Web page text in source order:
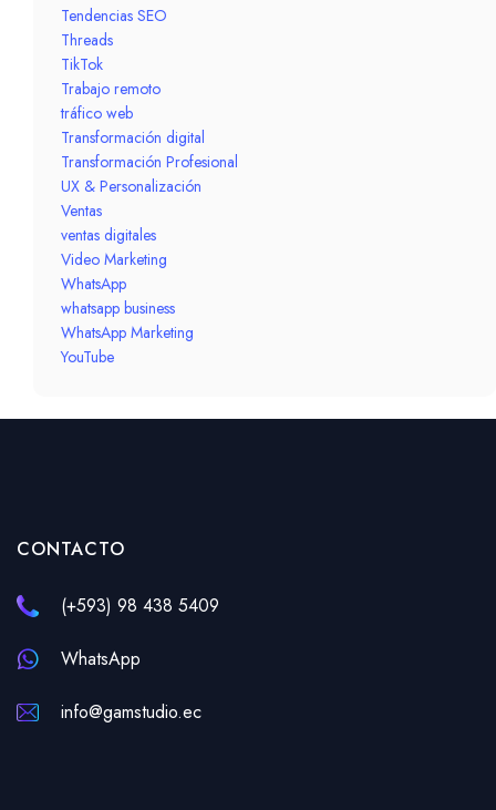
Tendencias SEO
Threads
TikTok
Trabajo remoto
tráfico web
Transformación digital
Transformación Profesional
UX & Personalización
Ventas
ventas digitales
Video Marketing
WhatsApp
whatsapp business
WhatsApp Marketing
YouTube
CONTACTO
(+593) 98 438 5409
WhatsApp
info@gamstudio.ec